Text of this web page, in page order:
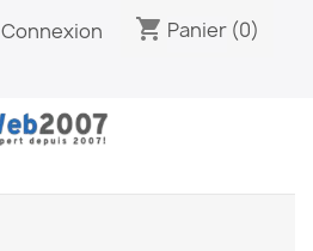
Connexion shopping_cart Panier (0)